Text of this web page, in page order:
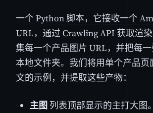
一个 Python 脚本，它接收一个
URL，通过 Crawling API 获取渲
集每一个产品图片 URL，并把每
本地文件夹。我们将用单个产品页
文的示例，并提取这些产物：
主图 列表顶部显示的主打大图。